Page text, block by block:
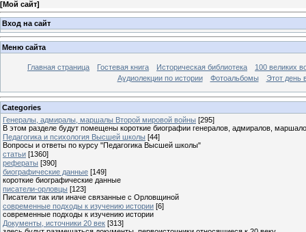
[Мой сайт]
Вход на сайт
Меню сайта
Главная страница Гостевая книга Историческая библиотека
100 великих
Аудиолекции по истории
Фотоальбомы Этот день
Categories
Генералы, адмиралы, маршалы Второй мировой войны [295]
В этом разделе будут помещены короткие биографии генералов, адмиралов,
Педагогика и психология Высшей школы [44]
Вопросы и ответы по курсу "Педагогика Высшей школы"
статьи [1360]
рефераты [390]
биографические данные [149]
короткие биографические данные
писатели-орловцы [123]
Писатели так или иначе связанные с Орловщиной
современные подходы к изучению истории [6]
современные подходы к изучению истории
Документы, источники 20 век [313]